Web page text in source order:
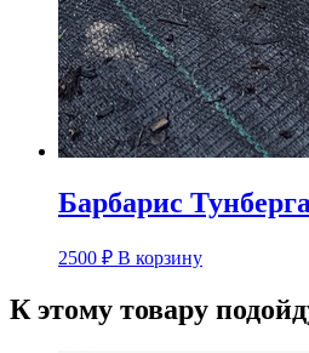
Барбарис
2500 ₽ В корзину
К этому товару